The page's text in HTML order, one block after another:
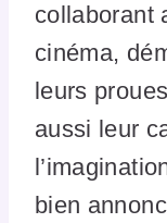
collaborant
cinéma,
leurs
aussi leur
bien